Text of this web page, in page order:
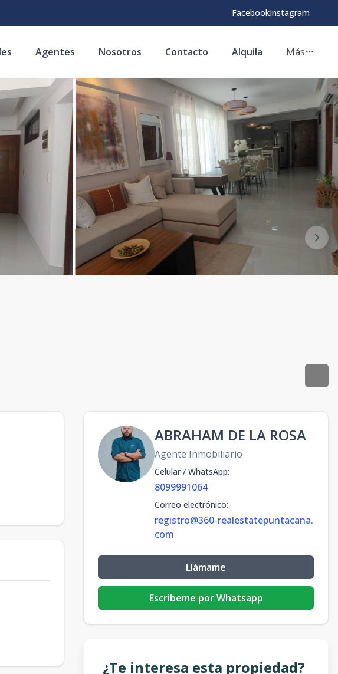
FacebookInstagram
Agentes Nosotros Contacto Alquila Más
ABRAHAM DE LA ROSA
Agente Inmobiliario
Celular / WhatsApp:
8099991064
Correo electrónico:
registro@360-realestatepuntacana.
com
Llámame
Escribeme por Whatsapp
¿Te interesa esta propiedad?